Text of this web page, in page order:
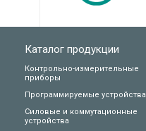
Каталог продукции
Контрольно-измерительные
приборы
Программируемые устройства
Силовые и коммутационные
устройства